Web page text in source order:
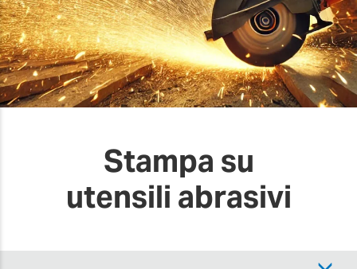
Stampa su
utensili abrasivi